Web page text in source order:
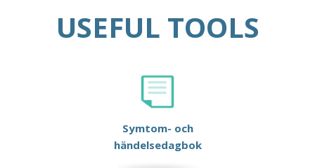
USEFUL TOOLS
Symtom- och
händelsedagbok